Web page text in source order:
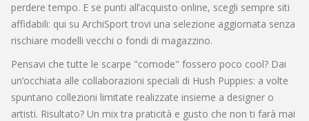
perdere tempo. E se punti all’acquisto online, scegli sempre siti
affidabili: qui su ArchiSport trovi una selezione aggiornata senza
rischiare modelli vecchi o fondi di magazzino.
Pensavi che tutte le scarpe "comode" fossero poco cool? Dai
un’occhiata alle collaborazioni speciali di Hush Puppies: a volte
spuntano collezioni limitate realizzate insieme a designer o
artisti. Risultato? Un mix tra praticità e gusto che non ti farà mai